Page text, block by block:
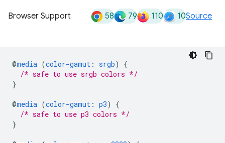
Browser Support 58 79 110 10Source
@media (color-gamut : srgb)
{
/* safe to use srgb colors */
}
@media (color-gamut : p3)
{
/* safe to use p3 colors */
}